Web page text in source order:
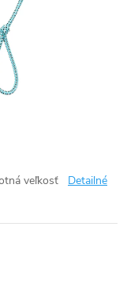
veľkosť
Detailné